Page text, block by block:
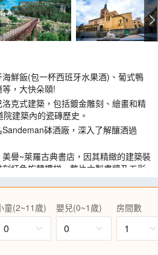
鮮飯(包一杯西班牙水果酒)、葡式鴨
，大快朵頤!
克式建築，包括鍍金雕刻、繪畫和精
建築內的瓷磚歷史。
砵酒廠，深入了解釀酒過
譽~萊羅古典書店，因其精緻的建築裝
紅色旋轉樓梯、整片木製書牆及五彩
卡，城內佈滿宏麗建築、歷史文物，
童(2~11歲)
0
嬰兒(0~1歲)
0
房間數
1